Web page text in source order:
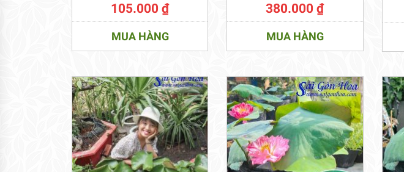
105.000₫
MUA HÀNG
380.000₫
MUA HÀNG